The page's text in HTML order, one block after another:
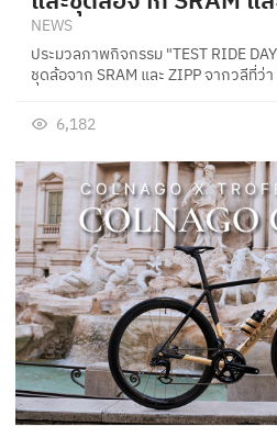
NEWS
ประมวลภาพกิจกรรม "TEST RIDE
ชุดล้อจาก SRAM และ ZIPP จากวลีที่
6,182